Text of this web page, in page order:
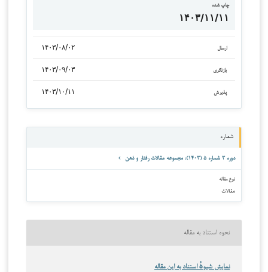
چاپ شده
۱۴۰۳/۱۱/۱۱
ارسال ۱۴۰۳/۰۸/۰۲
بازنگری ۱۴۰۳/۰۹/۰۳
پذیرش ۱۴۰۳/۱۰/۱۱
شماره
دوره ۳ شماره ۵ (۱۴۰۳): مجموعه مقالات رفتار و ذهن
نوع مقاله
مقالات
نحوه استناد به مقاله
نمایش شیوهٔ استناد به این مقاله